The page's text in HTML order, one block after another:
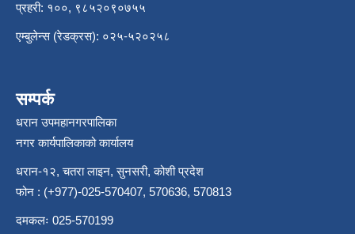
प्रहरी: १००, ९८५२०९०७५५
एम्बुलेन्स (रेडक्रस): ०२५-५२०२५८
सम्पर्क
धरान उपमहानगरपालिका
नगर कार्यपालिकाको कार्यालय
धरान-१२, चतरा लाइन, सुनसरी, कोशी प्रदेश
फोन : (+977)-025-570407, 570636, 570813
दमकलः 025-570199